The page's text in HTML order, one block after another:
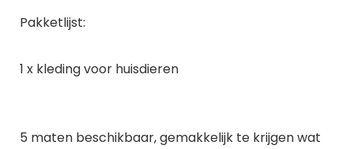
Pakketlijst:
1 x kleding voor huisdieren
5 maten beschikbaar, gemakkelijk te krijgen wat